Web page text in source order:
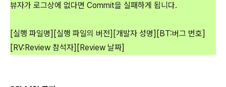
뷰자가 로그상에 없다면 Commit을 실패하게 됩니다.
[실행 파일명][실행 파일의 버전][개발자 성명][BT:버그 번호]
[RV:Review 참석자][Review 날짜]